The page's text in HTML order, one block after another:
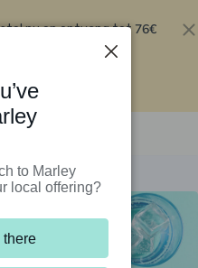
nu en ontvang tot 76€
to Marley
local offering?
there